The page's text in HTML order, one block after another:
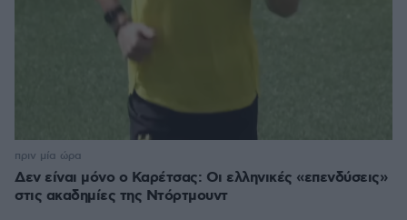
Δεν είναι μόνο ο Καρέτσας: Οι ελληνικές «επενδύσεις»
στις ακαδημίες της Ντόρτμουντ
πριν μία ώρα